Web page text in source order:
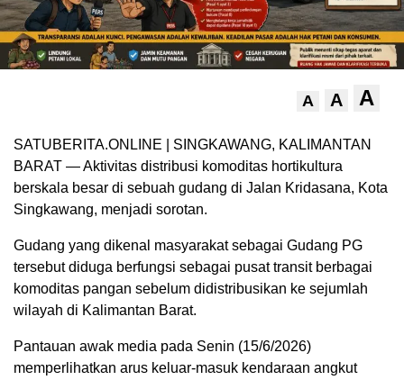
A A A
SATUBERITA.ONLINE | SINGKAWANG, KALIMANTAN
BARAT — Aktivitas distribusi komoditas hortikultura
berskala besar di sebuah gudang di Jalan Kridasana, Kota
Singkawang, menjadi sorotan.
Gudang yang dikenal masyarakat sebagai Gudang PG
tersebut diduga berfungsi sebagai pusat transit berbagai
komoditas pangan sebelum didistribusikan ke sejumlah
wilayah di Kalimantan Barat.
Pantauan awak media pada Senin (15/6/2026)
memperlihatkan arus keluar-masuk kendaraan angkut